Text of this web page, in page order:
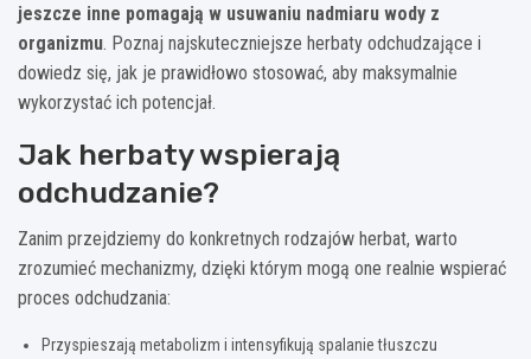
jeszcze inne pomagają w usuwaniu nadmiaru wody z
organizmu. Poznaj najskuteczniejsze herbaty odchudzające i
dowiedz się, jak je prawidłowo stosować, aby maksymalnie
wykorzystać ich potencjał.
Jak herbaty wspierają
odchudzanie?
Zanim przejdziemy do konkretnych rodzajów herbat, warto
zrozumieć mechanizmy, dzięki którym mogą one realnie wspierać
proces odchudzania:
Przyspieszają metabolizm i intensyfikują spalanie tłuszczu